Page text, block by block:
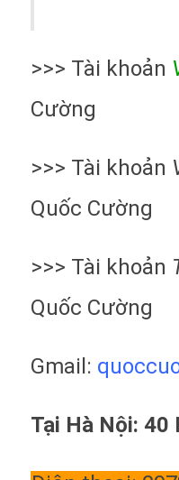
>>> Tài khoản
Cường
>>> Tài khoản
Quốc Cường
>>> Tài khoản
Quốc Cường
Gmail:
Tại Hà Nội: 40